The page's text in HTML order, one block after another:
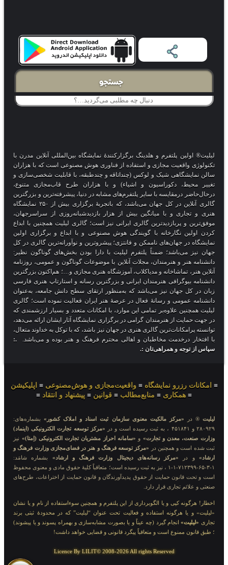
جستجو
لیلیت® اولین پلتفرم و هلدینگ برگزارکنندهٔ نمایشگاه بین‌المللی آنلاین مدرن با
تکنولوژی واقعیت مجازی و استفاده از فناوری هوش مصنوعی است که با هزاران
سالن نمایشگاهی شیک و لوکس (چنداتاقه و چندطبقه، با قابلیت شخصی‌سازی و
تغییر محیط، دکوراسیون و اشیاء) و با هزاران طرح قاب‌مجازی متنوع،
درحال‌حاضر درمقایسه با سایر پلتفرم‌های مشابه در دنیا، پیشرفته‌ترین و بزرگترین
گالری آنلاین در کل جهان می‌باشد، که باتجربهٔ برگزاری بیش از ۲۵۰ نمایشگاه
هنری و تجاری و با میانگین بیش از هزار بازدیدشبانه‌روزی از سراسرجهان،
موفق‌ترین و پربازدیدترین گالری ایرانی نیز است؛ گالری لیلیت همچنین با ابداع
کردن اولین نگارخانه با گویندگی هوش مصنوعی و با ابداع و برگزاری اولین
نمایشگاه در جهان‌های ناممکن و فانتزی؛ پیشروترین و نوآورانه‌ترین گالری در کل
جهان نیز می‌باشد؛ ضمناً پلتفرم لیلیت با دارا بودن بخش‌های گوناگون نظیر:
دانشنامه هنر و هنرمندان، مجلات آنلاین با موضوعات گوناگون و عمومی، روزنامه
آنلاین هنر، تماشاخانه و مدیاکلاب، آموزشگاه هنری مجازی و…؛ هم‌اکنون بزرگترین
دانشنامه بیوگرافی هنرمندان ایرانی و بزرگترین رسانه و استارتاپ هنری فارسی
زبان در کل جهان نیز می‌باشد که به‌منظور ارتقای سطح دانش جامعه، به‌عنوان
دانشنامه عمومی و رسانهٔ فعال در عرصهٔ هنر ایران فعالیت نموده است؛ گالری
لیلیت همچنین علاوه‌بر تمامی این موارد، با امکانات متعدد و بسیار ارزشمندی که
در جهت حمایت از هنرمندان گرامی در برگزاری نمایشگاه آثار ایشان ارائه می‌دهد،
توانسته پرامکانات‌ترین گالری هنری در جهان نیز باشد، که با توکل به خداوند متعال،
با افتخار درخدمت مخاطبان و اهالی محترم فرهنگ و هنر بوده و می‌باشد. .:
سپاس از توجه و همراهی‌تان :.
≡ امکانات رزرو نمایشگاه ≡واقعیت‌مجازی و هوش‌مصنوعی ≡ اپلیکیشن
≡ همکاری ≡ منابع‌مطالب ≡ قوانین ≡ پیشنهاد و انتقاد ≡
لیلیت ® در «مرکز مالکیت معنوی سازمان ثبت اسناد و املاک کشور»بشماره‌های:
۲۸۰۹۲۹ و ۴۵۱۸۴۱ ، به ثبت رسیده است و در
«مرکز توسعه تجارت الکترونیکی (اینماد)
وزارت صنعت، معدن و تجارت» و «سامانه احراز مشتریان تجارت الکترونیکی (اِمتا)» نیز
ثبت شده است و همچنین در
«مرکز توسعه فرهنگ و هنر در فضای‌مجازی وزارت فرهنگ و
ارشاد» و در «مرکز رسانه‌های دیجیتال وزارت فرهنگ و ارشاد» بشماره شامَد:
۱-۳-۶۵-۷۱۲۳۹۹-۱-۱ ، نیز به ثبت رسیده است؛ متعاقباً کلیهٔ حقوق مادی و معنوی محفوظ
است و تحت قانون حمایت از حقوق پدیدآورندگان و قانون حمایت از اختراعات، طرح‌های
صنعتی و علائم تجاری قرار دارد.
اخطار! هرگونه کپی و یا الگوبرداری از این پلتفرم و همچنین سوءاستفاده از نام و یا نشان
«لیلیت» و یا هرگونه استفاده و فعالیت تحت عنوان “لیلیت” که در محدودهٔ ثبتی برند
تجاری «لیلیت»انجام گیرد (چه عیناً و یا بصورت مشابه‌سازی و بهمراه پسوند و یا پیشوند)
؛ طبق قانون ممنوع است و متعاقباً پیگرد قانونی و قضایی خواهد داشت!
Licence By LILIT© 2008-2026 All rights Reserved